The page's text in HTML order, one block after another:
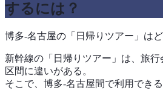
するには？
博多-名古屋の「日帰りツアー」は
新幹線の「日帰りツアー」は、旅
区間に違いがある。
そこで、博多-名古屋間で利用でき